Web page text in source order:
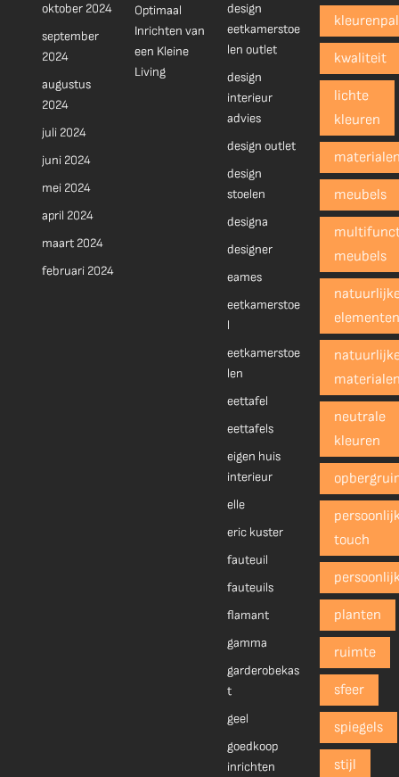
oktober 2024
september
2024
augustus
2024
juli 2024
juni 2024
mei 2024
april 2024
maart 2024
februari 2024
Optimaal
Inrichten van
een Kleine
Living
design
eetkamerstoe
len outlet
design
interieur
advies
design outlet
design
stoelen
designa
designer
eames
eetkamerstoe
l
eetkamerstoe
len
eettafel
eettafels
eigen huis
interieur
elle
eric kuster
fauteuil
fauteuils
flamant
gamma
garderobekas
t
geel
goedkoop
inrichten
kwaliteit
lichte
kleuren
meubels
meubels
neutrale
kleuren
touch
planten
ruimte
sfeer
spiegels
stijl